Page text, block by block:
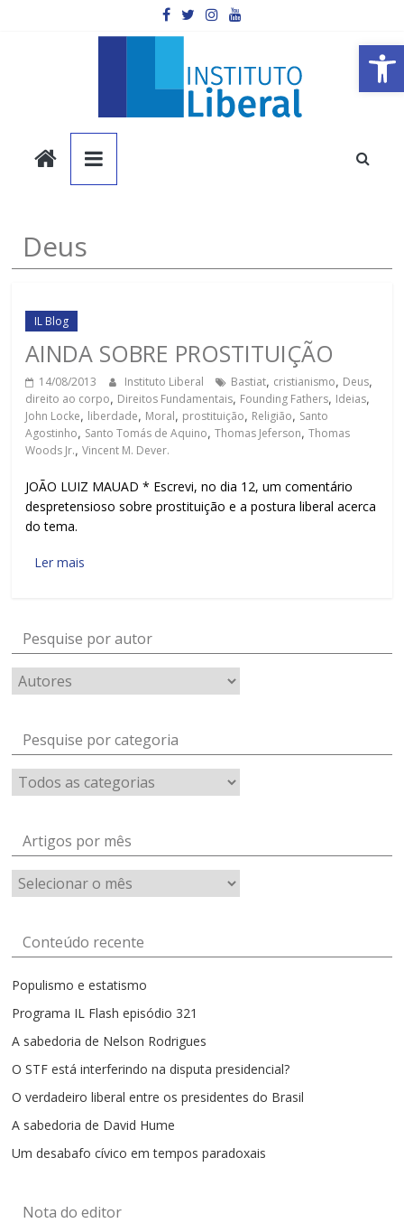
Barra de Ferramentas Aberta
Instituto
Liberal
é
mais
importante
da
sociedade.
Deus
IL Blog
AINDA SOBRE PROSTITUIÇÃO
14/08/2013 Instituto Liberal Bastiat, cristianismo, Deus,
direito ao corpo, Direitos Fundamentais, Founding Fathers, Ideias,
John Locke, liberdade, Moral, prostituição, Religião, Santo
Agostinho, Santo Tomás de Aquino,Thomas Jeferson,Thomas
Woods Jr.,Vincent M. Dever.
JOÃO LUIZ MAUAD * Escrevi, no dia 12, um comentário
despretensioso sobre prostituição e a postura liberal acerca
do tema.
Ler mais
Pesquise por autor
Pesquise por categoria
Artigos por mês
Artigos
por
Conteúdo recente
Populismo e estatismo
Programa IL Flash episódio 321
A sabedoria de Nelson Rodrigues
O STF está interferindo na disputa presidencial?
O verdadeiro liberal entre os presidentes do Brasil
A sabedoria de David Hume
Um desabafo cívico em tempos paradoxais
Nota do editor